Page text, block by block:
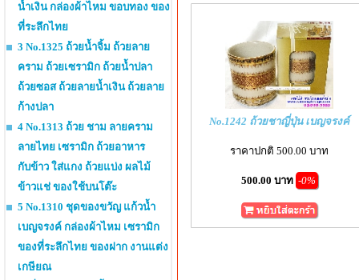
น้ำเงิน กล่องผ้าไหม ขอบทอง ของ
ที่ระลึกไทย
3 No.1325 ถ้วยน้ำจิ้ม ถ้วยลาย
คราม ถ้วยเซรามิก ถ้วยน้ำปลา
ถ้วยซอส ถ้วยลายน้ำเงิน ถ้วยลาย
ก้างปลา
4 No.1313 ถ้วย ชาม ลายคราม
ลายไทย เซรามิก ถ้วยอาหาร
กับข้าว ใส่แกง ถ้วยแบ่ง ผลไม้
ข้าวแช่ ของใช้บนโต๊ะ
5 No.1310 ชุดของขวัญ แก้วน้ำ
เบญจรงค์ กล่องผ้าไหม เซรามิก
ของที่ระลึกไทย ของฝาก งานแต่ง
เกษียณ
No.1242 ถ้วยชาญี่ปุ่น เบญจรงค์
ราคาปกติ 500.00 บาท
500.00 บาท -0%